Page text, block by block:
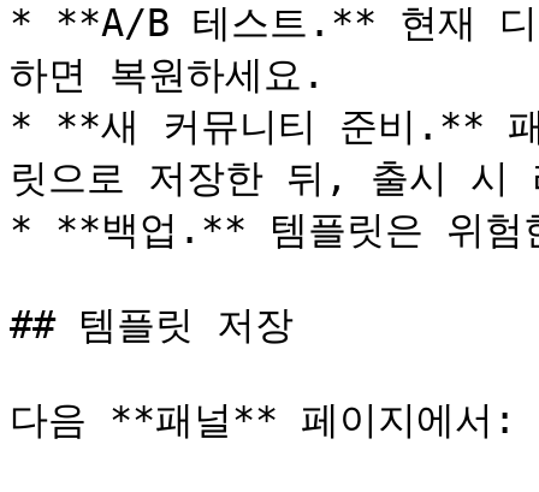
* **A/B 테스트.** 현재 디
하면 복원하세요.
* **새 커뮤니티 준비.** 패
릿으로 저장한 뒤, 출시 시
* **백업.** 템플릿은 위험
## 템플릿 저장
다음 **패널** 페이지에서: